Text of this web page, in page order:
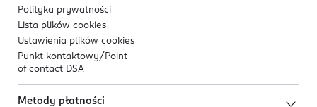
Polityka prywatności
Lista plików cookies
Ustawienia plików cookies
Punkt kontaktowy/ Point
of contact DSA
Metody płatności